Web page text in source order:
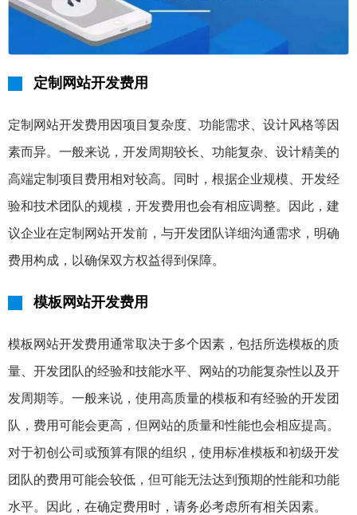
定制网站开发费用
定制网站开发费用因项目复杂度、功能需求、设计风格等因
素而异。一般来说，开发周期较长、功能复杂、设计精美的
高端定制项目费用相对较高。同时，根据企业规模、开发经
验和技术团队的规模，开发费用也会有相应调整。因此，建
议企业在定制网站开发前，与开发团队详细沟通需求，明确
费用构成，以确保双方权益得到保障。
模板网站开发费用
模板网站开发费用通常取决于多个因素，包括所选模板的质
量、开发团队的经验和技能水平、网站的功能复杂性以及开
发周期等。一般来说，使用高质量的模板和有经验的开发团
队，费用可能会更高，但网站的质量和性能也会相应提高。
对于初创公司或预算有限的组织，使用标准模板和初级开发
团队的费用可能会较低，但可能无法达到预期的性能和功能
水平。因此，在确定费用时，请务必考虑所有相关因素。